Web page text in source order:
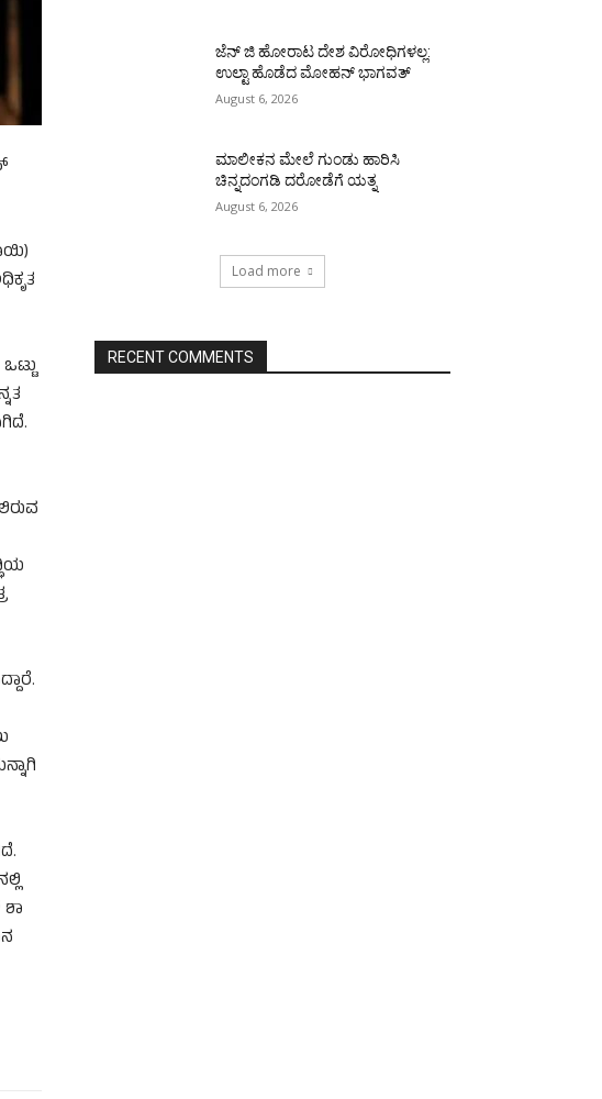
ಜೆನ್ ಜಿ ಹೋರಾಟ ದೇಶ ವಿರೋಧಿಗಳಲ್ಲ:
ಉಲ್ಟಾ ಹೊಡೆದ ಮೋಹನ್ ಭಾಗವತ್
August 6, 2026
ಮಾಲೀಕನ ಮೇಲೆ ಗುಂಡು ಹಾರಿಸಿ
ಚಿನ್ನದಂಗಡಿ ದರೋಡೆಗೆ ಯತ್ನ
August 6, 2026
Load more
RECENT COMMENTS